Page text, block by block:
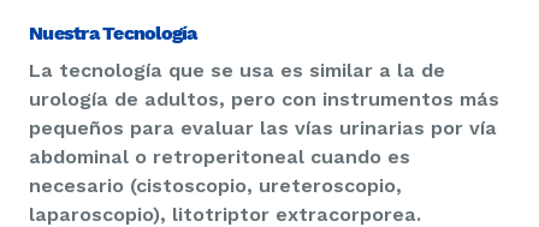
Nuestra Tecnología
La tecnología que se usa es similar a la de
urología de adultos, pero con instrumentos más
pequeños para evaluar las vías urinarias por vía
abdominal o retroperitoneal cuando es
necesario (cistoscopio, ureteroscopio,
laparoscopio), litotriptor extracorporea.